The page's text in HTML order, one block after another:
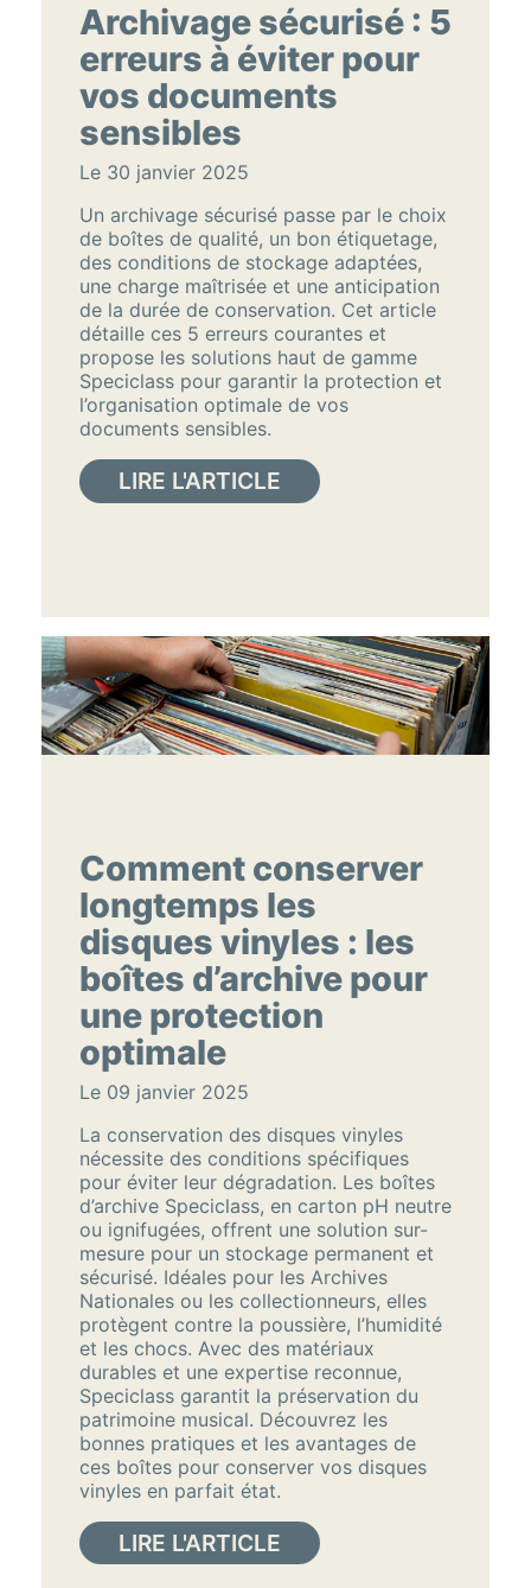
Archivage sécurisé : 5
erreurs à éviter pour
vos documents
sensibles
Le 30 janvier 2025
Un archivage sécurisé passe par le choix
de boîtes de qualité, un bon étiquetage,
des conditions de stockage adaptées,
une charge maîtrisée et une anticipation
de la durée de conservation. Cet article
détaille ces 5 erreurs courantes et
propose les solutions haut de gamme
Speciclass pour garantir la protection et
l’organisation optimale de vos
documents sensibles.
LIRE L'ARTICLE
Comment conserver
longtemps les
disques vinyles : les
boîtes d’archive pour
une protection
optimale
Le 09 janvier 2025
La conservation des disques vinyles
nécessite des conditions spécifiques
pour éviter leur dégradation. Les boîtes
d’archive Speciclass, en carton pH neutre
ou ignifugées, offrent une solution sur-
mesure pour un stockage permanent et
sécurisé. Idéales pour les Archives
Nationales ou les collectionneurs, elles
protègent contre la poussière, l’humidité
et les chocs. Avec des matériaux
durables et une expertise reconnue,
Speciclass garantit la préservation du
patrimoine musical. Découvrez les
bonnes pratiques et les avantages de
ces boîtes pour conserver vos disques
vinyles en parfait état.
LIRE L'ARTICLE